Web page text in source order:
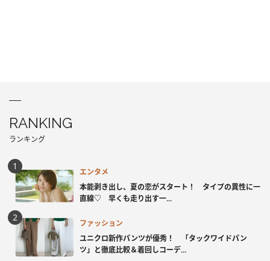
RANKING
ランキング
エンタメ
本能剥き出し、夏の恋がスタート！ タイプの異性に一
直線♡ 早くも走り出す一...
ファッション
ユニクロ新作パンツが優秀！ 「タックワイドパン
ツ」と徹底比較＆着回しコーデ...